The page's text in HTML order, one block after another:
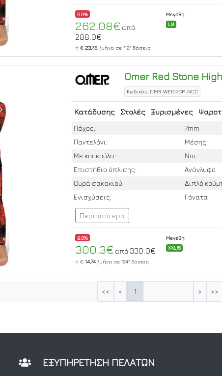
9.0%
262.08€ από
288.0€
ή € 23,78/μήνα σε "12"δόσεις
Μεγέθη:
L/4
OmerRed Stone
Κωδικός: OMR-WE107GP-NCC
Κατάδυσης Στολές Ξυρισμένες
Πάχος:
7mm
Παντελόνι:
Μέσης
Με κουκούλα:
Ναι
Επιστήθιο όπλισης:
Ανάγλυφο
Ουρά σακακιού:
Διπλό
Ενισχύσεις:
Γόνατα
Περισσότερα
9.0%
300.3€ από 330.0€
ή € 14,74/μήνα σε "24"δόσεις
Μεγέθη:
XXL/6
<< < 1 > >>
ΕΞΥΠΗΡΕΤΗΣΗ ΠΕΛΑΤΩΝ